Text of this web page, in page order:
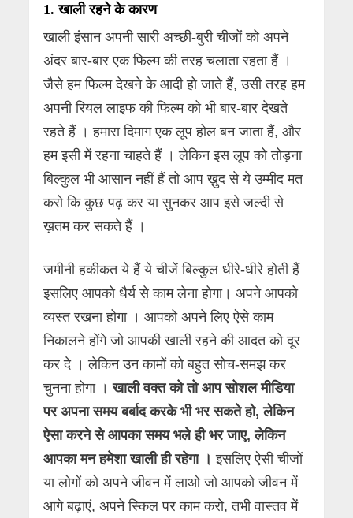
1.खाली रहने के कारण
खाली इंसान अपनी सारी अच्छी-बुरी चीजों को अपने
अंदर बार-बार एक फिल्म की तरह चलाता रहता हैं ।
जैसे हम फिल्म देखने के आदी हो जाते हैं, उसी तरह हम
अपनी रियल लाइफ की फिल्म को भी बार-बार देखते
रहते हैं । हमारा दिमाग एक लूप होल बन जाता हैं, और
हम इसी में रहना चाहते हैं । लेकिन इस लूप को तोड़ना
बिल्कुल भी आसान नहीं हैं तो आप ख़ुद से ये उम्मीद मत
करो कि कुछ पढ़ कर या सुनकर आप इसे जल्दी से
ख़तम कर सकते हैं ।
जमीनी हकीकत ये हैं ये चीजें बिल्कुल धीरे-धीरे होती हैं
इसलिए आपको धैर्य से काम लेना होगा। अपने आपको
व्यस्त रखना होगा । आपको अपने लिए ऐसे काम
निकालने होंगे जो आपकी खाली रहने की आदत को दूर
कर दे । लेकिन उन कामों को बहुत सोच-समझ कर
चुनना होगा ।खाली वक्त को तो आप सोशल मीडिया
पर अपना समय बर्बाद करके भी भर सकते हो, लेकिन
ऐसा करने से आपका समय भले ही भर जाए, लेकिन
आपका मन हमेशा खाली ही रहेगा । इसलिए ऐसी चीजों
या लोगों को अपने जीवन में लाओ जो आपको जीवन में
आगे बढ़ाएं, अपने स्किल पर काम करो, तभी वास्तव में